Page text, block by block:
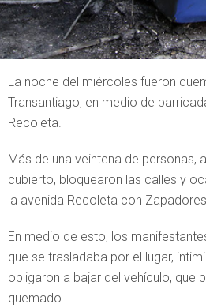
La noche del miércoles fueron
Transantiago, en medio de
Recoleta.
Más de una veintena de personas,
cubierto, bloquearon las calles y
la avenida Recoleta con
En medio de esto, los
que se trasladaba por el lugar,
obligaron a bajar del vehículo, que
quemado.